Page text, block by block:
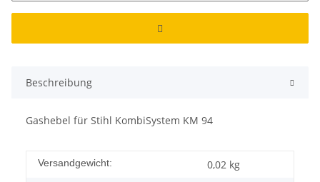
Beschreibung
Gashebel für Stihl KombiSystem KM 94
Versandgewicht: 0,02 kg